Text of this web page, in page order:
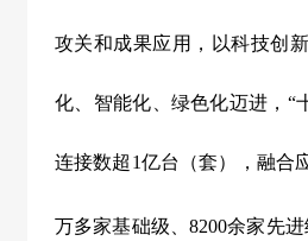
攻关和成果应用，以科技创
化、智能化、绿色化迈进， “
连接数超 1亿台（套），融合
万多家基础级、8200余家先进